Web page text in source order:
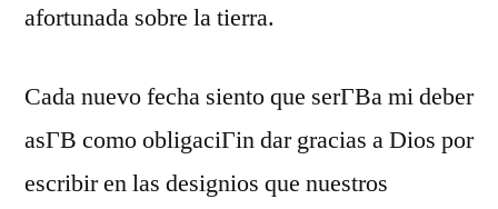
afortunada sobre la tierra.
Cada nuevo fecha siento que serГ­В­a mi deber
asГ­В­ como obligaciГіn dar gracias a Dios por
escribir en las designios que nuestros